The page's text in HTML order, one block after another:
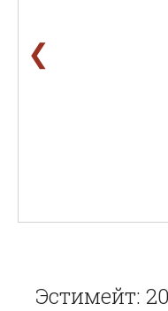
❮
Эстимейт: